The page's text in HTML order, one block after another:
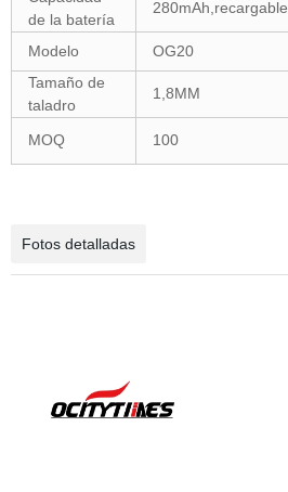
de la batería
280mAh,recargable
Modelo OG20
Tamaño de
taladro
1,8MM
MOQ
100
Fotos detalladas